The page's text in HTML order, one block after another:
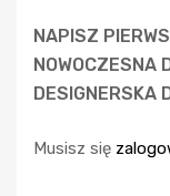
NAPISZ
NOWOCZESNA
DESIGNERSKA
Musisz się